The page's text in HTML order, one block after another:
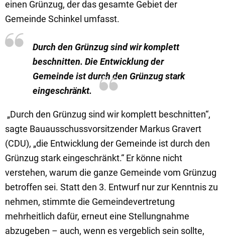
einen Grünzug, der das gesamte Gebiet der
Gemeinde Schinkel umfasst.
Durch den Grünzug sind wir komplett
beschnitten. Die Entwicklung der
Gemeinde ist durch den Grünzug stark
eingeschränkt.
„Durch den Grünzug sind wir komplett beschnitten“,
sagte Bauausschussvorsitzender Markus Gravert
(CDU), „die Entwicklung der Gemeinde ist durch den
Grünzug stark eingeschränkt.“ Er könne nicht
verstehen, warum die ganze Gemeinde vom Grünzug
betroffen sei. Statt den 3. Entwurf nur zur Kenntnis zu
nehmen, stimmte die Gemeindevertretung
mehrheitlich dafür, erneut eine Stellungnahme
abzugeben – auch, wenn es vergeblich sein sollte,